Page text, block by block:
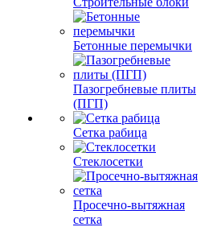
Бетонные перемычки
Пазогребневые плиты
(ПГП)
Сетка рабица
Стеклосетки
Просечно-вытяжная
сетка